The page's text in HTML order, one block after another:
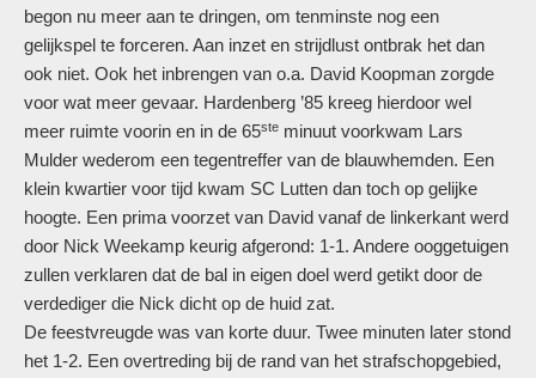
begon nu meer aan te dringen, om tenminste nog een
gelijkspel te forceren. Aan inzet en strijdlust ontbrak het dan
ook niet. Ook het inbrengen van o.a. David Koopman zorgde
voor wat meer gevaar. Hardenberg ’85 kreeg hierdoor wel
meer ruimte voorin en in de 65ste minuut voorkwam Lars
Mulder wederom een tegentreffer van de blauwhemden. Een
klein kwartier voor tijd kwam SC Lutten dan toch op gelijke
hoogte. Een prima voorzet van David vanaf de linkerkant werd
door Nick Weekamp keurig afgerond: 1-1. Andere ooggetuigen
zullen verklaren dat de bal in eigen doel werd getikt door de
verdediger die Nick dicht op de huid zat.
De feestvreugde was van korte duur. Twee minuten later stond
het 1-2. Een overtreding bij de rand van het strafschopgebied,